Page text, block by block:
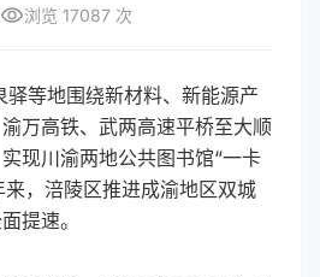
visibility浏览 17087 次
驿等地围绕新材料、新能源产
万高铁、武两高速平桥至大顺
现川渝两地公共图书馆“一卡
，涪陵区推进成渝地区双城
提速。